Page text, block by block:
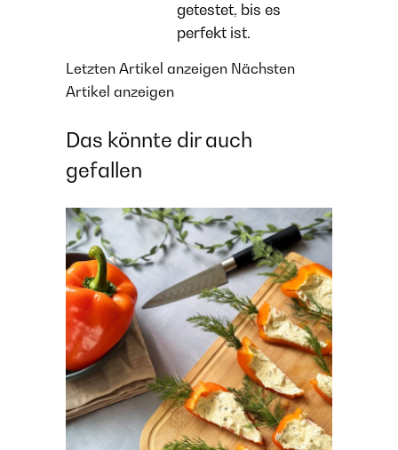
getestet, bis es
perfekt ist.
Letzten Artikel anzeigen Nächsten
Artikel anzeigen
Das könnte dir auch
gefallen